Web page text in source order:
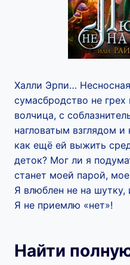
Халли Эрпи…
сумасбродство не
волчица, с
нагловатым взглядом
как ещё ей выжить
деток? Мог ли я
станет моей парой,
Я влюблен не на
Я не приемлю «нет»!
Найти